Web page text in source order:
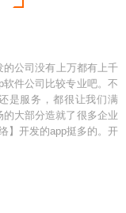
公司没有上万都有上千
件公司比较专业吧。不
是服务，都很让我们满
大部分造就了很多企业
】开发的app挺多的。开